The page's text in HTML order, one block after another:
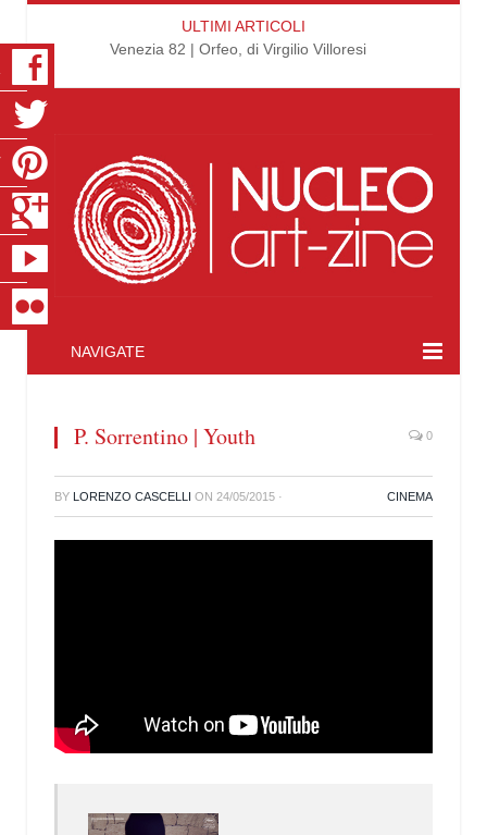
ULTIMI ARTICOLI
Venezia 82 | Orfeo, di Virgilio Villoresi
NAVIGATE
P. Sorrentino | Youth 0
BY LORENZO CASCELLI ON 24/05/2015 · CINEMA